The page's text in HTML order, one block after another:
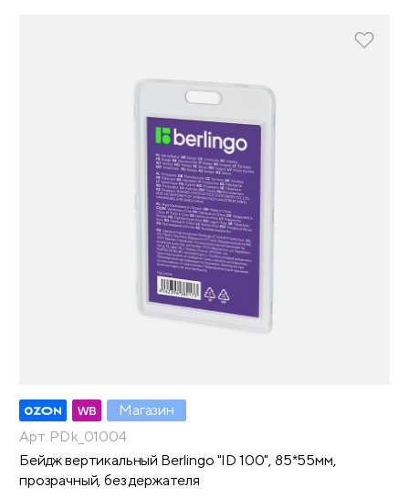
Магазин
Арт. PDk_01004
Бейдж вертикальный Berlingo "ID 100", 85*55мм,
прозрачный, без держателя